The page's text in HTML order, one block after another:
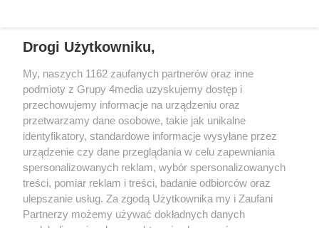
+48 52 5812666
O nas Reklama Regulamin
Kontakt
Wydarzenia
Ogłoszenia Katalog firm
Zapisz się do newslettera
Dołącz do grona ludzi najlepiej poinformowanych!
Drogi Użytkowniku,
My, naszych 1162 zaufanych partnerów oraz inne
podmioty z Grupy 4media uzyskujemy dostęp i
przechowujemy informacje na urządzeniu oraz
przetwarzamy dane osobowe, takie jak unikalne
identyfikatory, standardowe informacje wysyłane przez
urządzenie czy dane przeglądania w celu zapewniania
spersonalizowanych reklam, wybór spersonalizowanych
treści, pomiar reklam i treści, badanie odbiorców oraz
ulepszanie usług. Za zgodą Użytkownika my i Zaufani
Partnerzy możemy używać dokładnych danych